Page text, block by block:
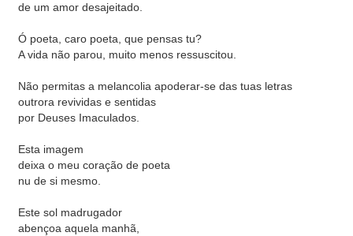
de um amor desajeitado.
Ó poeta, caro poeta, que pensas tu?
A vida não parou, muito menos ressuscitou.
Não permitas a melancolia apoderar-se das tuas letras
outrora revividas e sentidas
por Deuses Imaculados.
Esta imagem
deixa o meu coração de poeta
nu de si mesmo.
Este sol madrugador
abençoa aquela manhã,